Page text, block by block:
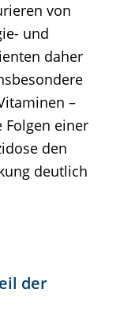
von
und
daher
–
Folgen einer
den
deutlich
der